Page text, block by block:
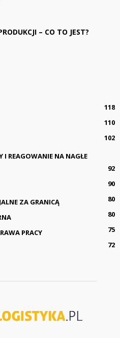
– CO TO JEST?
118
110
102
I REAGOWANIE NA NAGŁE
92
90
ZA GRANICĄ
80
80
PRACY
75
72